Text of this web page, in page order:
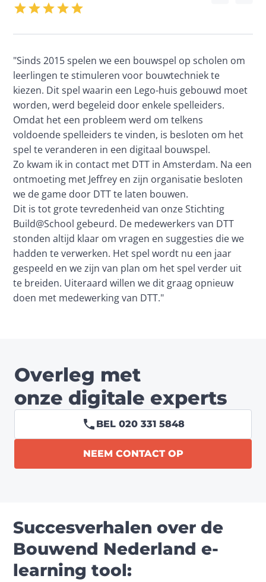
"Sinds 2015 spelen we een bouwspel op scholen om
leerlingen te stimuleren voor bouwtechniek te
kiezen. Dit spel waarin een Lego-huis gebouwd moet
worden, werd begeleid door enkele spelleiders.
Omdat het een probleem werd om telkens
voldoende spelleiders te vinden, is besloten om het
spel te veranderen in een digitaal bouwspel.
Zo kwam ik in contact met DTT in Amsterdam. Na een
ontmoeting met Jeffrey en zijn organisatie besloten
we de game door DTT te laten bouwen.
Dit is tot grote tevredenheid van onze Stichting
Build@School gebeurd. De medewerkers van DTT
stonden altijd klaar om vragen en suggesties die we
hadden te verwerken. Het spel wordt nu een jaar
gespeeld en we zijn van plan om het spel verder uit
te breiden. Uiteraard willen we dit graag opnieuw
doen met medewerking van DTT."
Overleg met
onze digitale experts
BEL 020 331 5848
NEEM CONTACT OP
Succesverhalen over de
Bouwend Nederland e-
learning tool: